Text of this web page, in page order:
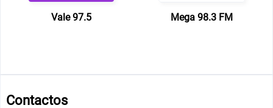
Vale 97.5 Mega 98.3 FM
Contactos